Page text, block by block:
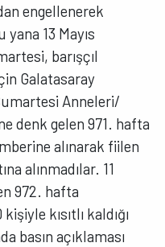
engellenerek
yana 13 Mayıs
barışçıl
Galatasaray
Anneleri/
denk gelen 971. hafta
alınarak fiilen
alınmadılar. 11
972. hafta
kısıtlı kaldığı
basın açıklaması